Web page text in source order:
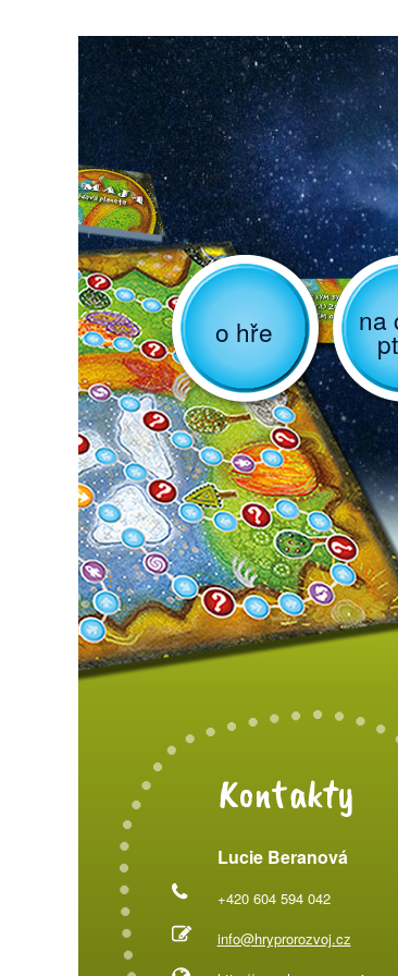
o hře na
Kontakty
Lucie Beranová
+420 604 594 042
info@hryprorozvoj.cz